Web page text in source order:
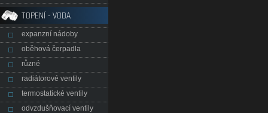
TOPENÍ - VODA
expanzní nádoby
oběhová čerpadla
různé
radiátorové ventily
termostatické ventily
odvzdušňovací ventily